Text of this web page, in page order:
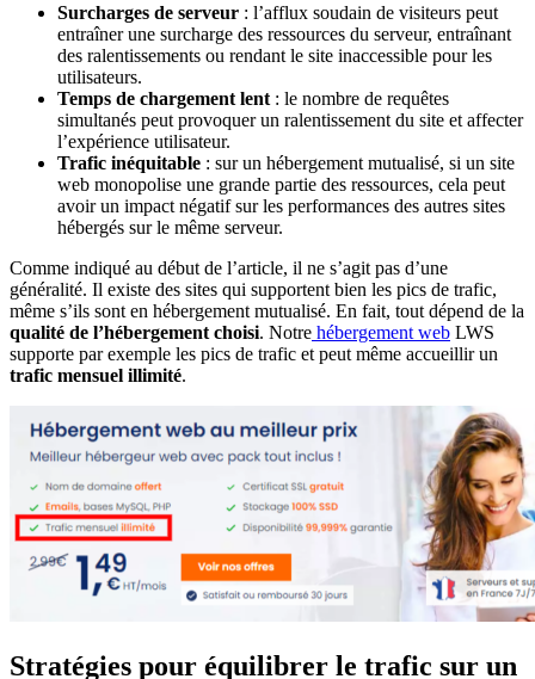
Surcharges de serveur : l’afflux soudain de visiteurs peut
entraîner une surcharge des ressources du serveur, entraînant
des ralentissements ou rendant le site inaccessible pour les
utilisateurs.
Temps de chargement lent : le nombre de requêtes
simultanés peut provoquer un ralentissement du site et affecter
l’expérience utilisateur.
Trafic inéquitable : sur un hébergement mutualisé, si un site
web monopolise une grande partie des ressources, cela peut
avoir un impact négatif sur les performances des autres sites
hébergés sur le même serveur.
Comme indiqué au début de l’article, il ne s’agit pas d’une
généralité. Il existe des sites qui supportent bien les pics de trafic,
même s’ils sont en hébergement mutualisé. En fait, tout dépend de la
qualité de l’hébergement choisi. Notre hébergement web LWS
supporte par exemple les pics de trafic et peut même accueillir un
trafic mensuel illimité.
Stratégies pour équilibrer le trafic sur un